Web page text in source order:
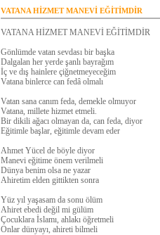
VATANA HİZMET MANEVİ EĞİTİMDİR
VATANA HİZMET MANEVİ EĞİTİMDİR
Gönlümde vatan sevdası bir başka
Dalgalan her yerde şanlı bayrağım
İç ve dış hainlere çiğnetmeyeceğim
Vatana binlerce can fedâ olmalı
Vatan sana canım feda, demekle olmuyor
Vatana, millete hizmet etmeli.
Bir dikili ağacı olmayan da, can feda, diyor
Eğitimle başlar, eğitimle devam eder
Ahmet Yücel de böyle diyor
Manevi eğitime önem verilmeli
Dünya benim olsa ne yazar
Ahiretim elden gittikten sonra
Yüz yıl yaşasam da sonu ölüm
Ahiret ebedi değil mi gülüm
Çocuklara İslamı, ahlakı öğretmeli
Onlar dünyayı, ahireti bilmeli